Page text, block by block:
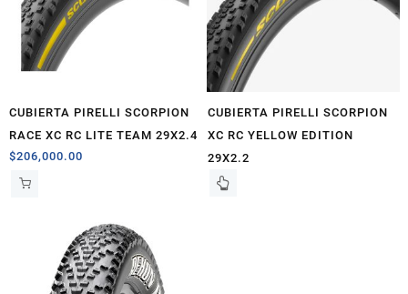
CUBIERTA PIRELLI SCORPION
RACE XC RC LITE TEAM 29X2.4
$206,000.00
CUBIERTA PIRELLI SCORPION
XC RC YELLOW EDITION
29X2.2